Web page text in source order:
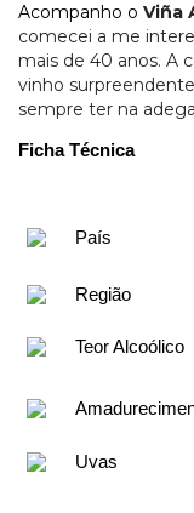
Acompanho o Viña
comecei a me
mais de 40 anos. A
vinho
sempre ter na
Ficha Técnica
País
Região
Teor Alcoólico
Uvas